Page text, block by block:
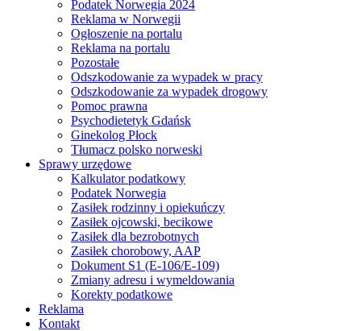
Podatek Norwegia 2024
Reklama w Norwegii
Ogłoszenie na portalu
Reklama na portalu
Pozostałe
Odszkodowanie za wypadek w pracy
Odszkodowanie za wypadek drogowy
Pomoc prawna
Psychodietetyk Gdańsk
Ginekolog Płock
Tłumacz polsko norweski
Sprawy urzędowe
Kalkulator podatkowy
Podatek Norwegia
Zasiłek rodzinny i opiekuńczy
Zasiłek ojcowski, becikowe
Zasiłek dla bezrobotnych
Zasiłek chorobowy, AAP
Dokument S1 (E-106/E-109)
Zmiany adresu i wymeldowania
Korekty podatkowe
Reklama
Kontakt